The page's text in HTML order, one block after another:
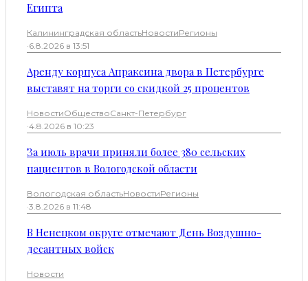
Египта
Калининградская областьНовостиРегионы
·6.8.2026 в 13:51
Аренду корпуса Апраксина двора в Петербурге
выставят на торги со скидкой 25 процентов
НовостиОбществоСанкт-Петербург
·4.8.2026 в 10:23
За июль врачи приняли более 380 сельских
пациентов в Вологодской области
Вологодская областьНовостиРегионы
·3.8.2026 в 11:48
В Ненецком округе отмечают День Воздушно-
десантных войск
Новости